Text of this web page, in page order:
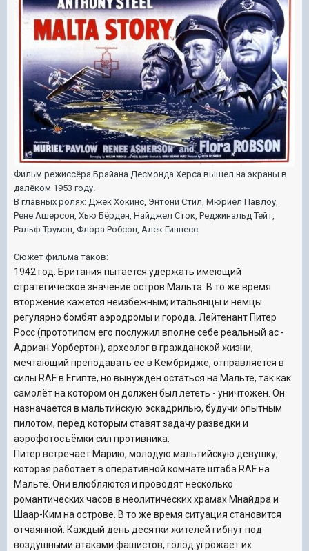
Фильм режиссёра Брайана Десмонда Херса вышел на экраны в
далёком 1953 году.
В главных ролях: Джек Хокинс, Энтони Стил, Мюриел Павлоу,
Рене Ашерсон, Хью Бёрден, Найджел Сток, Реджинальд Тейт,
Ральф Трумэн, Флора Робсон, Алек Гиннесс
Сюжет фильма таков:
1942 год. Британия пытается удержать имеющий
стратегическое значение остров Мальта. В то же время
вторжение кажется неизбежным; итальянцы и немцы
регулярно бомбят аэродромы и города. Лейтенант Питер
Росс (прототипом его послужил вполне себе реальный ас -
Адриан Уорбертон), археолог в гражданской жизни,
мечтающий преподавать её в Кембридже, отправляется в
силы RAF в Египте, но вынужден остаться на Мальте, так как
самолёт на котором он должен был лететь - уничтожен. Он
назначается в мальтийскую эскадрилью, будучи опытным
пилотом, перед которым ставят задачу разведки и
аэрофотосъёмки сил противника.
Питер встречает Марию, молодую мальтийскую девушку,
которая работает в оперативной комнате штаба RAF на
Мальте. Они влюбляются и проводят несколько
романтических часов в неолитических храмах Мнайдра и
Шаар-Ким на острове. В то же время ситуация становится
отчаянной. Каждый день десятки жителей гибнут под
воздушными атаками фашистов, голод угрожает их